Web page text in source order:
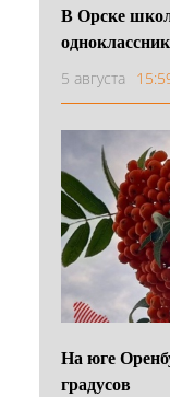
В Орске
5 августа
На юге
градусов